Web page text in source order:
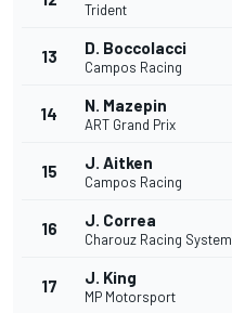
Trident
13 D. Boccolacci
Campos Racing
14 N. Mazepin
ART Grand Prix
15 J. Aitken
Campos Racing
16 J. Correa
Charouz Racing System
17 J. King
MP Motorsport